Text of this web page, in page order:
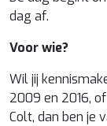
dag af.
Voor wie?
Wil jij
2009 en 2016,
Colt, dan ben je